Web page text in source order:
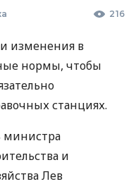
216
изменения в
нормы, чтобы
станциях.
министра
и
Лев